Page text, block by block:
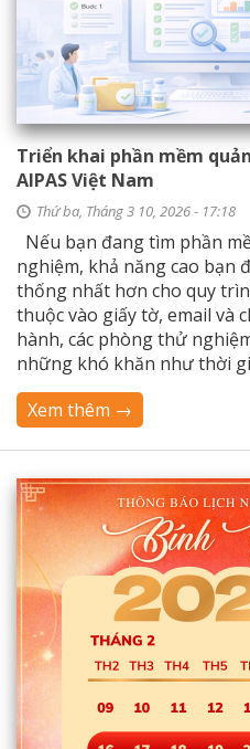
Triển khai phần mềm
AIPAS Việt Nam
Thứ ba, Tháng 3 10, 2026 - 17:18
Nếu bạn đang tìm phần
nghiệm, khả năng cao bạn
thống nhất hơn cho quy
thuộc vào giấy tờ, email và
hành, các phòng thử
những khó khăn như thời
Xem thêm →